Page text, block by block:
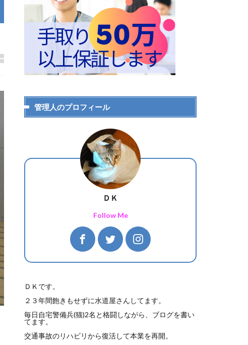
管理人のプロフィール
ＤＫ
Follow Me
ＤＫです。
２３年間飽きもせずに水道屋さんしてます。
毎日自宅警備兵(猫)2名と格闘しながら、ブログを書い
てます。
交通事故のリハビリから復活して本業を再開。